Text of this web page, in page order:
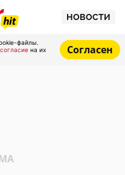
НОВОСТИ
файлы.
согласие на их
Согласен